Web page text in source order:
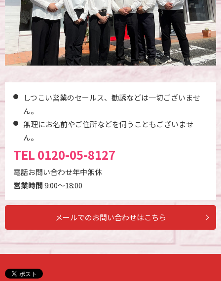
しつこい営業のセールス、勧誘などは一切ございませ
ん。
無理にお名前やご住所などを伺うこともございませ
ん。
TEL 0120-05-8127
電話お問い合わせ年中無休
営業時間9:00～18:00
メールでのお問い合わせはこちら